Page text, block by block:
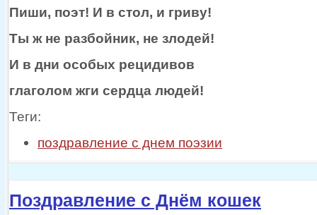
Пиши, поэт! И в стол, и гриву!
Ты ж не разбойник, не злодей!
И в дни особых рецидивов
глаголом жги сердца людей!
Теги:
поздравление с днем поэзии
Поздравление с Днём кошек